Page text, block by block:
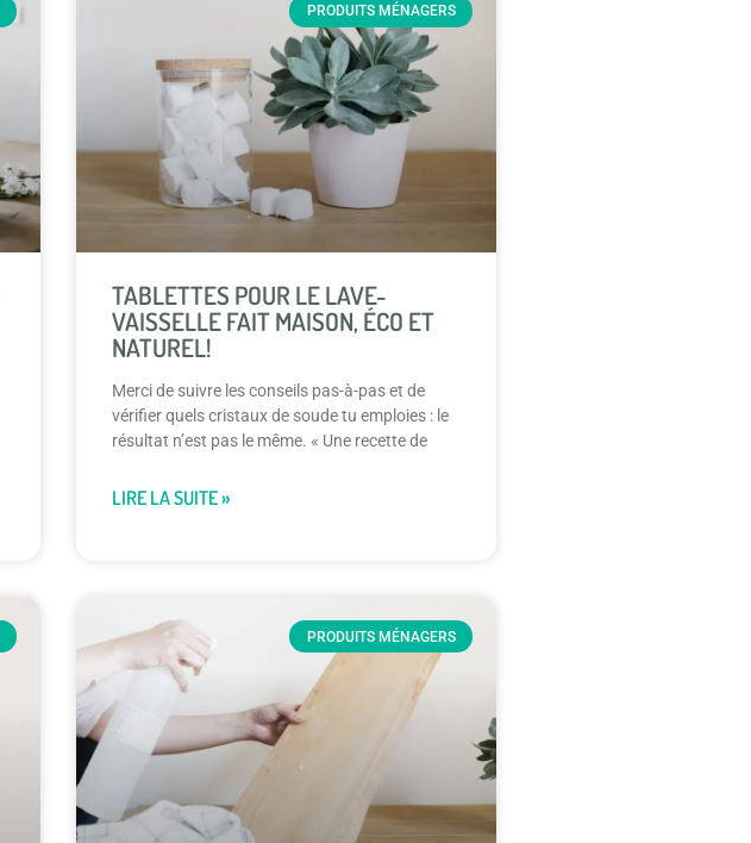
PRODUITS MÉNAGERS
TABLETTES POUR LE LAVE-
VAISSELLE FAIT MAISON, ÉCO ET
NATUREL!
Merci de suivre les conseils pas-à-pas et de
vérifier quels cristaux de soude tu emploies : le
résultat n’est pas le même. « Une recette de
LIRE LA SUITE »
PRODUITS MÉNAGERS